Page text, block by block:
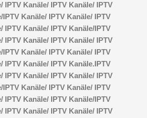
IPTV Kanäle/ IPTV Kanäle/
IPTV
IPTV Kanäle/ IPTV Kanäle/
IPTV
IPTV Kanäle/ IPTV Kanäle/ IPTV
IPTV Kanäle/ IPTV Kanäle/
IPTV
IPTV Kanäle/ IPTV Kanäle/
IPTV
IPTV Kanäle/ IPTV Kanäle. IPTV
IPTV Kanäle/ IPTV Kanäle/
IPTV
IPTV Kanäle/ IPTV Kanäle/
IPTV
IPTV Kanäle/ IPTV Kanäle/ IPTV
IPTV Kanäle/ IPTV Kanäle/
IPTV